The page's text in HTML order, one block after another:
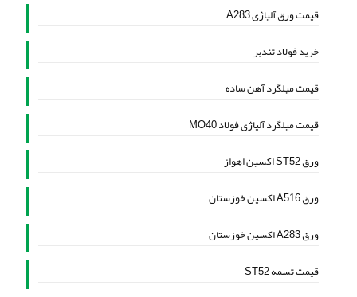
قیمت ورق آلیاژی A283
خرید فولاد تندبر
قیمت میلگرد آهن ساده
قیمت میلگرد آلیاژی فولاد MO40
ورق ST52 اکسین اهواز
ورق A516 اکسین خوزستان
ورق A283 اکسین خوزستان
قیمت تسمه ST52